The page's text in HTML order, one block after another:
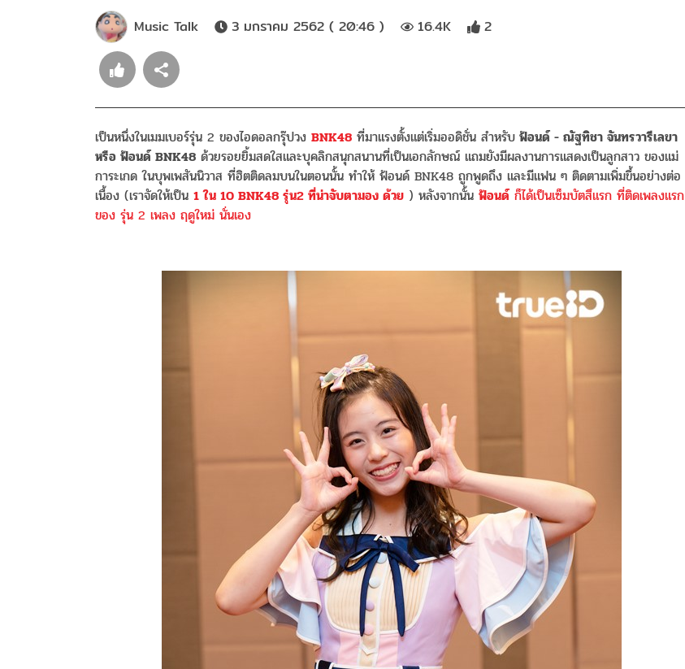
Music Talk 3 มกราคม 2562 ( 20:46 ) 16.4K 2
เป็นหนึ่งในเมมเบอร์รุ่น 2 ของไอดอลกรุ๊ปวง BNK48 ที่มาแรงตั้งแต่เริ่มออดิชั่น สำหรับ ฟ้อนด์ - ณัฐทิชา จันทรวารีเลขา
หรือ ฟ้อนด์ BNK48 ด้วยรอยยิ้มสดใสและบุคลิกสนุกสนานที่เป็นเอกลักษณ์ แถมยังมีผลงานการแสดงเป็นลูกสาว ของแม่
การะเกด ในบุพเพสันนิวาส ที่ฮิตติดลมบนในตอนนั้น ทำให้ ฟ้อนด์ BNK48 ถูกพูดถึง และมีแฟน ๆ ติดตามเพิ่มขึ้นอย่างต่อ
เนื้อง (เราจัดให้เป็น 1 ใน 10 BNK48 รุ่น2 ที่น่าจับตามอง ด้วย ) หลังจากนั้น ฟ้อนด์ ก็ได้เป็นเซ็มบัตสึแรก ที่ติดเพลงแรก
ของ รุ่น 2 เพลง ฤดูใหม่ นั่นเอง